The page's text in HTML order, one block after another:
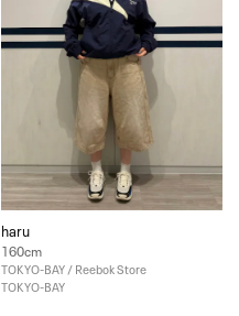
haru
160cm
TOKYO-BAY / Reebok Store
TOKYO-BAY